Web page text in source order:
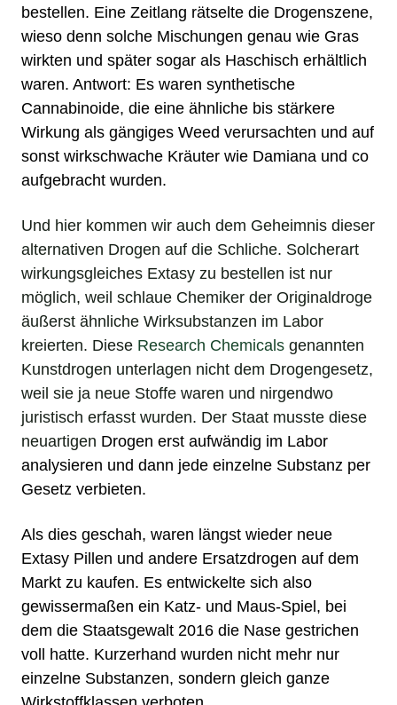
bestellen. Eine Zeitlang rätselte die Drogenszene,
wieso denn solche Mischungen genau wie Gras
wirkten und später sogar als Haschisch erhältlich
waren. Antwort: Es waren synthetische
Cannabinoide, die eine ähnliche bis stärkere
Wirkung als gängiges Weed verursachten und auf
sonst wirkschwache Kräuter wie Damiana und co
aufgebracht wurden.
Und hier kommen wir auch dem Geheimnis dieser
alternativen Drogen auf die Schliche. Solcherart
wirkungsgleiches Extasy zu bestellen ist nur
möglich, weil schlaue Chemiker der Originaldroge
äußerst ähnliche Wirksubstanzen im Labor
kreierten. Diese Research Chemicals genannten
Kunstdrogen unterlagen nicht dem Drogengesetz,
weil sie ja neue Stoffe waren und nirgendwo
juristisch erfasst wurden. Der Staat musste diese
neuartigen Drogen erst aufwändig im Labor
analysieren und dann jede einzelne Substanz per
Gesetz verbieten.
Als dies geschah, waren längst wieder neue
Extasy Pillen und andere Ersatzdrogen auf dem
Markt zu kaufen. Es entwickelte sich also
gewissermaßen ein Katz- und Maus-Spiel, bei
dem die Staatsgewalt 2016 die Nase gestrichen
voll hatte. Kurzerhand wurden nicht mehr nur
einzelne Substanzen, sondern gleich ganze